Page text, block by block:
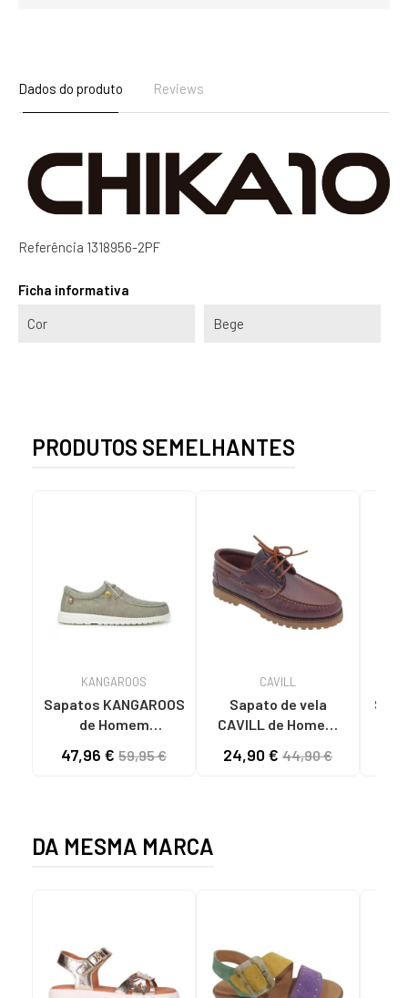
Dados do produto Reviews
Referência 1318956-2PF
Ficha informativa
Cor Bege
PRODUTOS SEMELHANTES
KANGAROOS
Sapatos KANGAROOS
de Homem
HOMBRE K130-7 LAV
47,96 € 59,95 €
CAVILL
Sapato de vela
CAVILL de Homem
GLOBEK DA MARRON
24,90 € 44,90 €
DA MESMA MARCA